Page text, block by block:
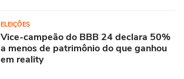
ELEIÇÕES
Vice-campeão do BBB 24 declara 50%
a menos de patrimônio do que ganhou
em reality